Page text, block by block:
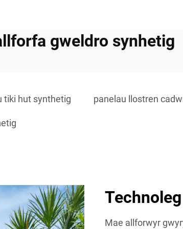
gweldro synhetig
tiki hut synthetig panelau llostren
Mae allforwyr